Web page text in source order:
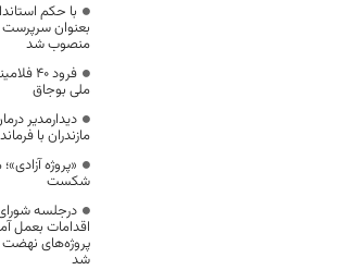
با حکم
بعنوان سرپرست
منصوب شد
فرود
ملی بوجاق
دیدارمدیر
مازندران با
«پروژه
شکست
درجلسه
اقدامات بعمل
پروژه‌های
شد